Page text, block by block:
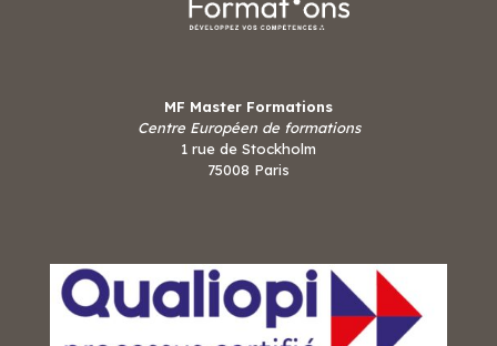
MF Master Formations
Centre Européen de formations
1 rue de Stockholm
75008 Paris